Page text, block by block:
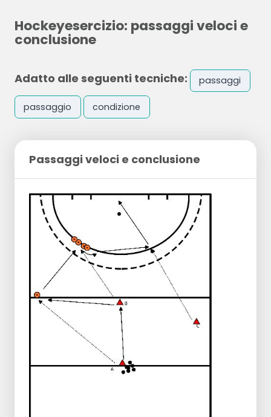
Hockeyesercizio: passaggi veloci e
conclusione
Adatto alle seguenti tecniche: passaggi
passaggio condizione
Passaggi veloci e conclusione